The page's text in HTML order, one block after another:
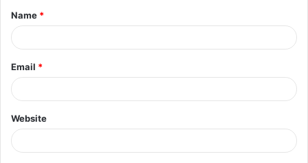
Name *
Email *
Website